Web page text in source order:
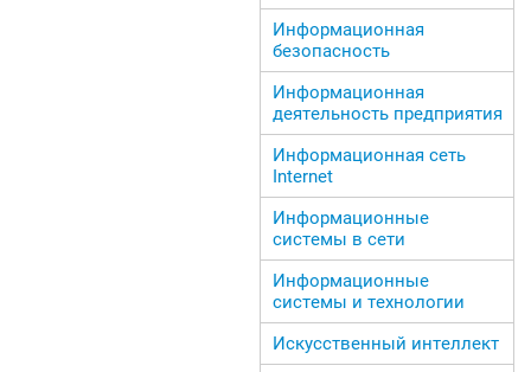
Информационная
безопасность
Информационная
деятельность предприятия
Информационная сеть
Internet
Информационные
системы в сети
Информационные
системы и технологии
Искусственный интеллект